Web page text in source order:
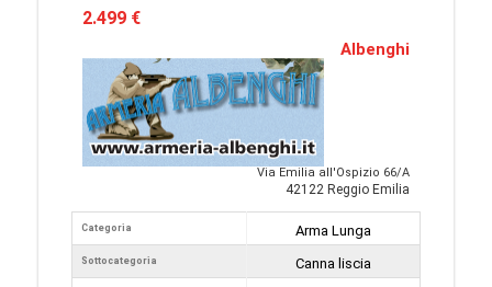
2.499 €
Albenghi
Via Emilia all'Ospizio 66/A
42122 Reggio Emilia
Categoria
Sottocategoria
Arma Lunga
Canna liscia